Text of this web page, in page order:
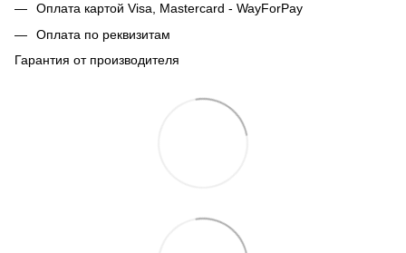
Оплата картой Visa, Mastercard - WayForPay
Оплата по реквизитам
Гарантия от производителя